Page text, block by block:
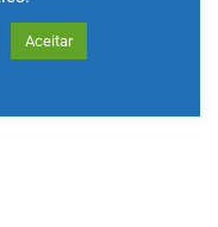
dentro dos
de riscos,
de suas
Aceitar